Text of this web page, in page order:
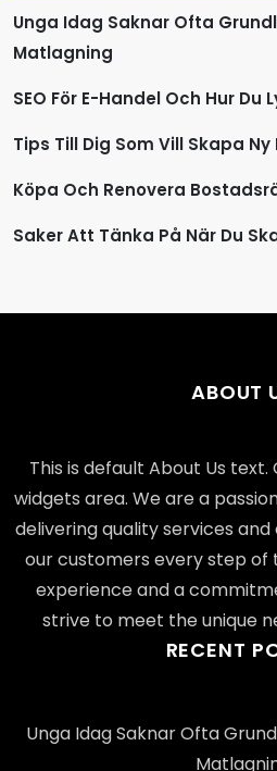
Unga Idag Saknar Ofta
Matlagning
SEO För E-Handel Och Hur
Tips Till Dig Som Vill Skapa
Köpa Och Renovera
Saker Att Tänka På När Du
ABOUT
This is default About Us
widgets area. We are a
delivering quality services
our customers every step of
experience and a
strive to meet the unique
RECENT
Unga Idag Saknar Ofta